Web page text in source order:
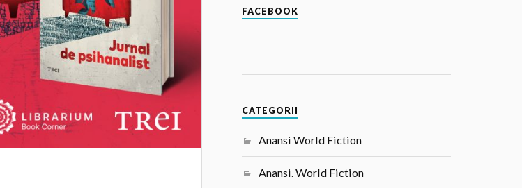
FACEBOOK
CATEGORII
Anansi World Fiction
Anansi. World Fiction